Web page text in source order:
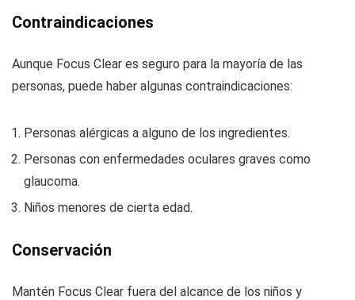
Contraindicaciones
Aunque Focus Clear es seguro para la mayoría de las
personas, puede haber algunas contraindicaciones:
Personas alérgicas a alguno de los ingredientes.
Personas con enfermedades oculares graves como
glaucoma.
Niños menores de cierta edad.
Conservación
Mantén Focus Clear fuera del alcance de los niños y